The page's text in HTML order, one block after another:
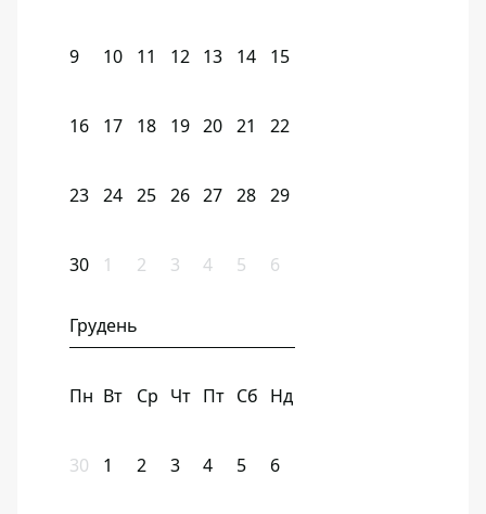
9 10 11 12 13 14 15
16 17 18 19 20 21 22
23 24 25 26 27 28 29
30 1 2 3 4 5 6
Грудень
Пн Вт Ср Чт Пт Сб Нд
30 1 2 3 4 5 6